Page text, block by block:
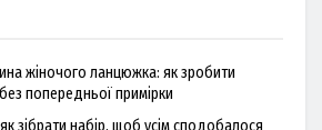
жіночого ланцюжка: як зробити
попередньої примірки
зібрати набір, щоб усім сподобалося